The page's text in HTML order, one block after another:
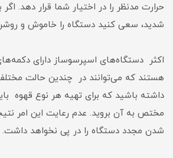
حرارت مدنظر را در اختیار شما قرار دهد.
شدید، سعی کنید دستگاه را خاموش و
اکثر دستگاه‌های اسپرسوساز دارای
هستند که می‌توانند در چندین حالت مختلف
داشته باشید که برای تهیه هر نوع قهوه
مختص به آن بروید. عدم رعایت این امر
شدن مجدد دستگاه را در پی نخواهد داشت.